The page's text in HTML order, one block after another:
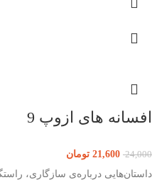
افسانه های ازوپ 9
24,000
21,600 تومان
داستان‌هایی درباره‌ی سازگاری،